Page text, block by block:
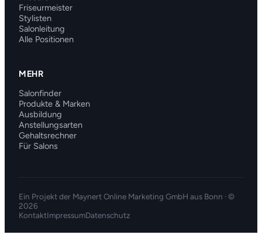
Friseurmeister
Stylisten
Salonleitung
Alle Positionen
MEHR
Salonfinder
Produkte & Marken
Ausbildung
Anstellungsarten
Gehaltsrechner
Für Salons
Ein Projekt der Maynert Online Marketing GmbH aus Bonn · ©
2026
KontaktImpressumDatenschutz